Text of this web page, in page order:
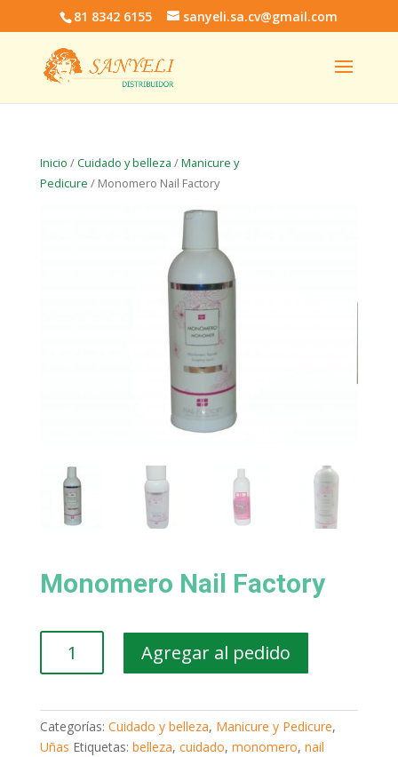
81 8342 6155 sanyeli.sa.cv@gmail.com
Inicio /Cuidado y belleza /Manicure y
Pedicure / Monomero Nail Factory
Monomero Nail Factory
Agregar al pedido
Categorías: Cuidado y belleza, Manicure y Pedicure,
Uñas Etiquetas: belleza, cuidado, monomero, nail